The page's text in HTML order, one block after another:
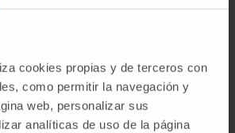
cookies propias y de terceros con
como permitir la navegación y
web, personalizar sus
analíticas de uso de la página
tiene la médula
medular. En la región
se distinguen dos
(motoras) y astas
En los segmentos